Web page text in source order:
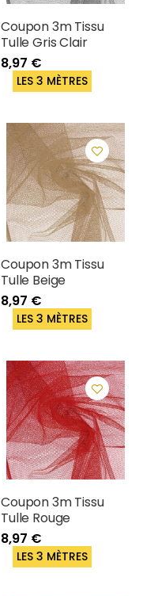
Coupon 3m Tissu
Tulle Gris Clair
8,97 €
LES 3 MÈTRES
Coupon 3m Tissu
Tulle Beige
8,97 €
LES 3 MÈTRES
Coupon 3m Tissu
Tulle Rouge
8,97 €
LES 3 MÈTRES